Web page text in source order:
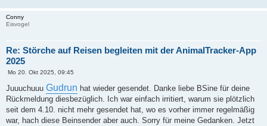
Conny
Eisvogel
Re: Störche auf Reisen begleiten mit der AnimalTracker-App
2025
B
t
r
a
g
Mo 20. Okt 2025, 09:45
Juuuchuuu Gudrun hat wieder gesendet. Danke liebe BSine für deine
Rückmeldung diesbezüglich. Ich war einfach irritiert, warum sie plötzlich
seit dem 4.10. nicht mehr gesendet hat, wo es vorher immer regelmäßig
war, hach diese Beinsender aber auch. Sorry für meine Gedanken. Jetzt